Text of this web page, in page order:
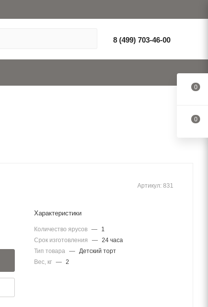
8 (499) 703-46-00
Артикул: 831
Характеристики
Количество ярусов —
1
Срок изготовления
— 24 часа
Тип товара — Детский торт
Вес, кг — 2
0
0